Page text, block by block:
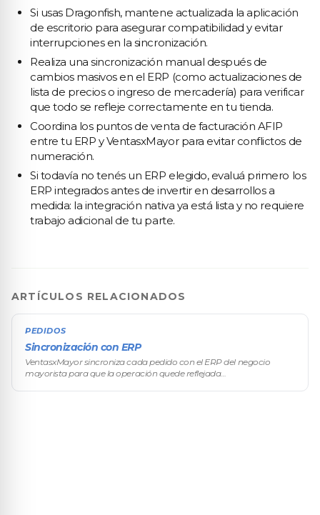
Si usas Dragonfish, mantene actualizada la aplicación
de escritorio para asegurar compatibilidad y evitar
interrupciones en la sincronización.
Realiza una sincronización manual después de
cambios masivos en el ERP (como actualizaciones de
lista de precios o ingreso de mercadería) para verificar
que todo se refleje correctamente en tu tienda.
Coordina los puntos de venta de facturación AFIP
entre tu ERP y VentasxMayor para evitar conflictos de
numeración.
Si todavía no tenés un ERP elegido, evaluá primero los
ERP integrados antes de invertir en desarrollos a
medida: la integración nativa ya está lista y no requiere
trabajo adicional de tu parte.
ARTÍCULOS RELACIONADOS
PEDIDOS
Sincronización con ERP
VentasxMayor sincroniza cada pedido con el ERP del negocio
mayorista para que la operación quede reflejada